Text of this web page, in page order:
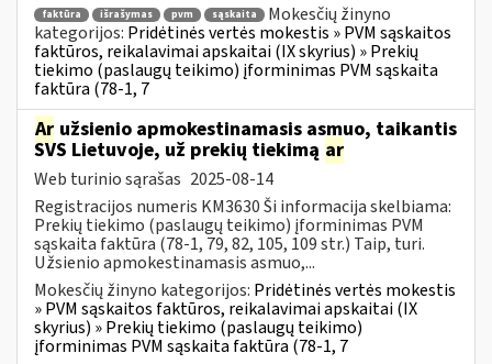
faktūra išrašymas pvm sąskaita
Mokesčių žinyno
kategorijos: Pridėtinės vertės mokestis » PVM sąskaitos
faktūros, reikalavimai apskaitai (IX skyrius) » Prekių
tiekimo (paslaugų teikimo) įforminimas PVM sąskaita
faktūra (78-1, 7
Ar užsienio apmokestinamasis asmuo, taikantis
SVS Lietuvoje, už prekių tiekimą ar
Web turinio sąrašas 2025-08-14
Registracijos numeris KM3630 Ši informacija skelbiama:
Prekių tiekimo (paslaugų teikimo) įforminimas PVM
sąskaita faktūra (78-1, 79, 82, 105, 109 str.) Taip, turi.
Užsienio apmokestinamasis asmuo,...
Mokesčių žinyno kategorijos: Pridėtinės vertės mokestis
» PVM sąskaitos faktūros, reikalavimai apskaitai (IX
skyrius) » Prekių tiekimo (paslaugų teikimo)
įforminimas PVM sąskaita faktūra (78-1, 7